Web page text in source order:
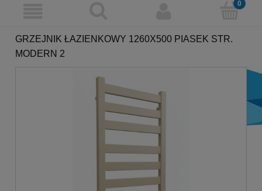
GRZEJNIK ŁAZIENKOWY 1260X500 PIASEK STR.
MODERN 2